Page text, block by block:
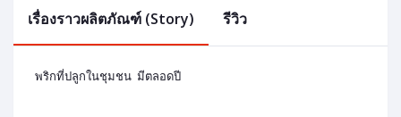
เรื่องราวผลิตภัณฑ์ (Story) รีวิว
พริกที่ปลูกในชุมชน มีตลอดปี